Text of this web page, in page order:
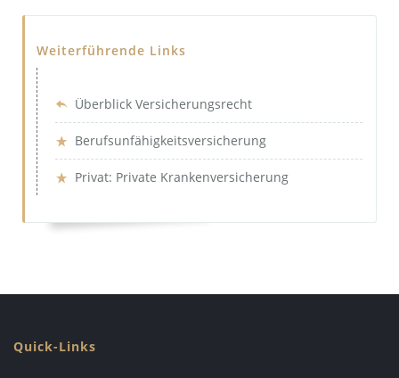
Weiterführende Links
Überblick Versicherungsrecht
Berufsunfähigkeitsversicherung
Privat: Private Krankenversicherung
Quick-Links